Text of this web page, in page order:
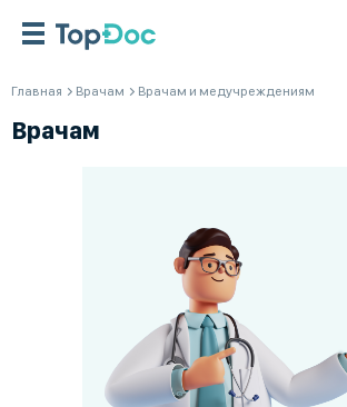
Главная Врачам Врачам и медучреждениям
Врачам